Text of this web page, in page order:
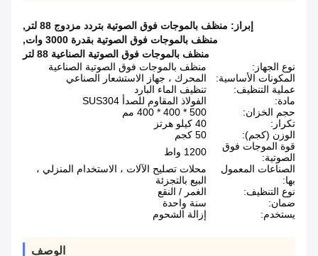
إبراز: منظف ​​بالموجات فوق الصوتية بتردد مزدوج 88 لتر
,
منظف بالموجات فوق الصوتية بقدرة 3000 وات
,
منظف بالموجات فوق الصوتية الصناعية 88 لتر
نوع الجهاز:
منظف ​​بالموجات فوق الصوتية الصناعية
المكونات الأساسية:
المحرك ، جهاز الاستشعار الصناعي
عملية التنظيف:
تنظيف الماء البارد
مادة:
الفولاذ المقاوم للصدأ SUS304
حجم الخزان:
500 * 400 * 400 مم
تكرار:
40 كيلو هرتز
الوزن (كجم):
50 كجم
قوة الموجات فوق
الصوتية:
1200 واط
الصناعات المعمول
بها:
محلات تصليح الآلات ، الاستخدام المنزلي ،
البيع بالتجزئة
نوع التنظيف:
الغمر / النقع
ضمان:
سنة واحدة
يستخدم:
إزالة الشحوم
الوصف